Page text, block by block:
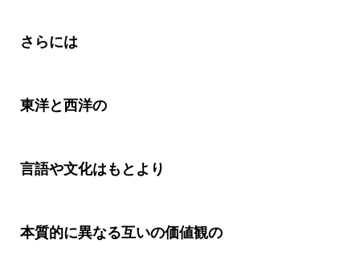
さらには
東洋と西洋の
言語や文化はもとより
本質的に異なる互いの価値観の